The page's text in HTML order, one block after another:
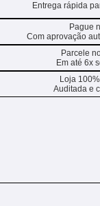
Entrega rápida
Pague
Com aprovação
Parcele
Em até 6x
Loja
Auditada e